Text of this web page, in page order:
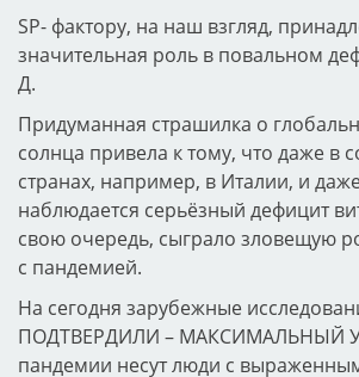
SP- фактору, на наш взгляд,
значительная роль в повальном
Д.
Придуманная страшилка о
солнца привела к тому, что даже в
странах, например, в Италии, и
наблюдается серьёзный дефицит
свою очередь, сыграло зловещую
с пандемией.
На сегодня зарубежные
ПОДТВЕРДИЛИ – МАКСИМАЛЬНЫЙ
пандемии несут люди с